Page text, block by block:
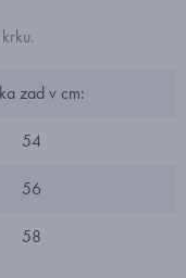
zad v cm:
54
56
58